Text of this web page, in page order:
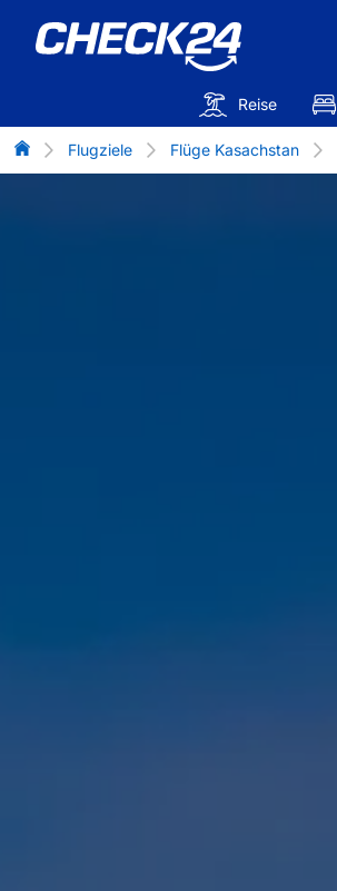
Reise
Flug-Vergleich
Flugziele Flüge Kasachstan